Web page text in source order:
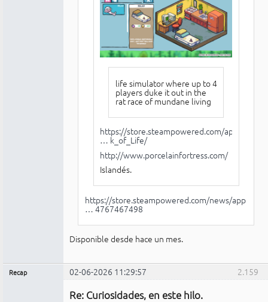
life simulator where up to 4
players duke it out in the
rat race of mundane living
https://store.steampowered.com/app/1910
… k_of_Life/
http://www.porcelainfortress.com/
Islandés.
https://store.steampowered.com/news/app
… 4767467498
Disponible desde hace un mes.
2.159
Recap 02-06-2026 11:29:57
Re: Curiosidades, en este hilo.